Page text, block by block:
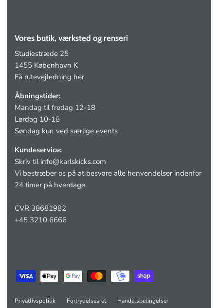
Vores butik, værksted og renseri
Studiestræde 25
1455 København K
Få rutevejledning her
Åbningstider:
Mandag til fredag 12-18
Lørdag 10-18
Søndag kun ved særlige events
Kundeservice:
Skriv til info@karlskicks.com
Vi bestræber os på at besvare alle henvendelser indenfor
24 timer på hverdage.
CVR 38681982
+45 3210 6666
Privatlivspolitik Fortrydelsesret Handelsbetingelser